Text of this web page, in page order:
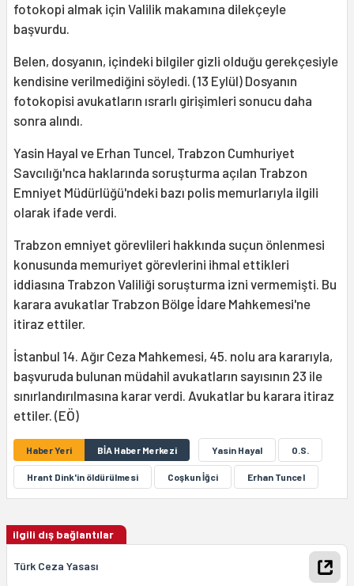
fotokopi almak için Valilik makamına dilekçeyle
başvurdu.
Belen, dosyanın, içindeki bilgiler gizli olduğu gerekçesiyle
kendisine verilmediğini söyledi. (13 Eylül) Dosyanın
fotokopisi avukatların ısrarlı girişimleri sonucu daha
sonra alındı.
Yasin Hayal ve Erhan Tuncel, Trabzon Cumhuriyet
Savcılığı'nca haklarında soruşturma açılan Trabzon
Emniyet Müdürlüğü'ndeki bazı polis memurlarıyla ilgili
olarak ifade verdi.
Trabzon emniyet görevlileri hakkında suçun önlenmesi
konusunda memuriyet görevlerini ihmal ettikleri
iddiasına Trabzon Valiliği soruşturma izni vermemişti. Bu
karara avukatlar Trabzon Bölge İdare Mahkemesi'ne
itiraz ettiler.
İstanbul 14. Ağır Ceza Mahkemesi, 45. nolu ara kararıyla,
başvuruda bulunan müdahil avukatların sayısının 23 ile
sınırlandırılmasına karar verdi. Avukatlar bu karara itiraz
ettiler. (EÖ)
Haber Yeri BİA Haber Merkezi Yasin Hayal O.S.
Hrant Dink'in öldürülmesi Coşkun İğci Erhan Tuncel
ilgili dış bağlantılar
Türk Ceza Yasası